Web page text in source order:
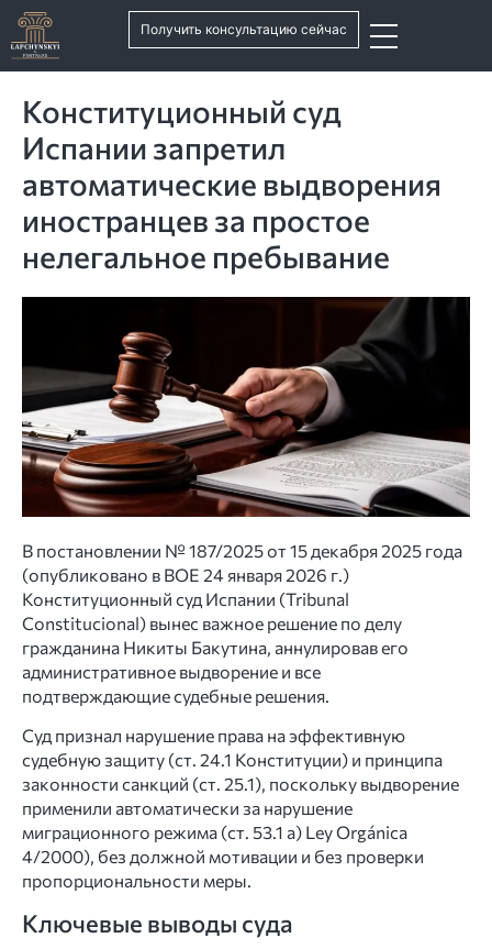
Получить консультацию сейчас
Конституционный суд
Испании запретил
автоматические выдворения
иностранцев за простое
нелегальное пребывание
В постановлении № 187/2025 от 15 декабря 2025 года
(опубликовано в BOE 24 января 2026 г.)
Конституционный суд Испании (Tribunal
Constitucional) вынес важное решение по делу
гражданина Никиты Бакутина, аннулировав его
административное выдворение и все
подтверждающие судебные решения.
Суд признал нарушение права на эффективную
судебную защиту (ст. 24.1 Конституции) и принципа
законности санкций (ст. 25.1), поскольку выдворение
применили автоматически за нарушение
миграционного режима (ст. 53.1 a) Ley Orgánica
4/2000), без должной мотивации и без проверки
пропорциональности меры.
Ключевые выводы суда